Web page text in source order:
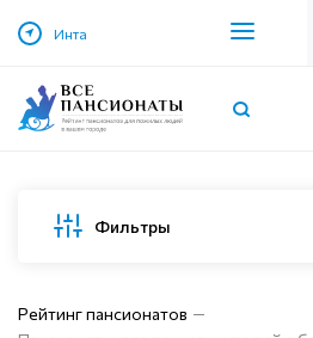
Инта
Фильтры
Рейтинг пансионатов